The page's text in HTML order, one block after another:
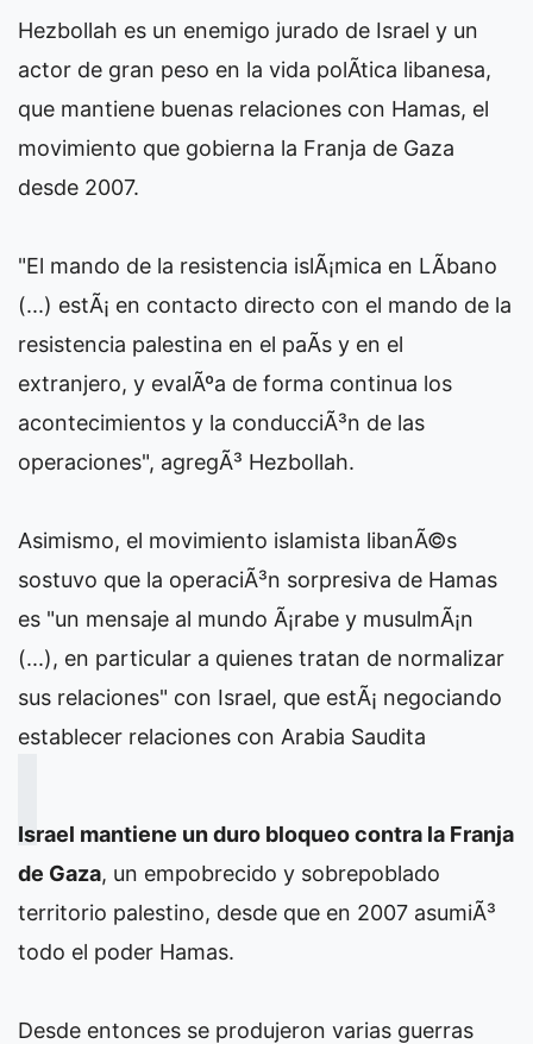
Hezbollah es un enemigo jurado de Israel y un
actor de gran peso en la vida polÃ­tica libanesa,
que mantiene buenas relaciones con Hamas, el
movimiento que gobierna la Franja de Gaza
desde 2007.
"El mando de la resistencia islÃ¡mica en LÃ­bano
(...) estÃ¡ en contacto directo con el mando de la
resistencia palestina en el paÃ­s y en el
extranjero, y evalÃºa de forma continua los
acontecimientos y la conducciÃ³n de las
operaciones", agregÃ³ Hezbollah.
Asimismo, el movimiento islamista libanÃ©s
sostuvo que la operaciÃ³n sorpresiva de Hamas
es "un mensaje al mundo Ã¡rabe y musulmÃ¡n
(...), en particular a quienes tratan de normalizar
sus relaciones" con Israel, que estÃ¡ negociando
establecer relaciones con Arabia Saudita
Israel mantiene un duro bloqueo contra la Franja
de Gaza, un empobrecido y sobrepoblado
territorio palestino, desde que en 2007 asumiÃ³
todo el poder Hamas.
Desde entonces se produjeron varias guerras